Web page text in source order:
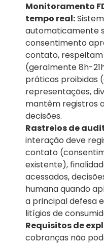
Monitoramento
tempo real:
automaticamente
consentimento
contato,
(geralmente 8h-
práticas proibidas
representações,
mantêm registros
decisões.
Rastreios de
interação deve
contato
existente),
acessados,
humana quando
a principal defesa
litígios de
Requisitos de
cobranças não